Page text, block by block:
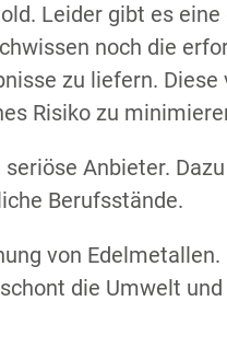
Leider gibt es eine
noch die
zu liefern.
Risiko zu
Anbieter.
Berufsstände.
von
die Umwelt